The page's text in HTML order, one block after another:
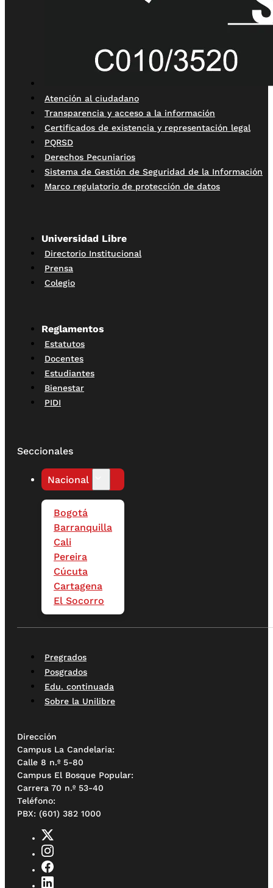
Atención al ciudadano
Transparencia y acceso a la información
Certificados de existencia y representación legal
PQRSD
Derechos Pecuniarios
Sistema de Gestión de Seguridad de la Información
Marco regulatorio de protección de datos
Universidad Libre
Directorio Institucional
Prensa
Colegio
Reglamentos
Estatutos
Docentes
Estudiantes
Bienestar
PIDI
Seccionales
Nacional
Bogotá
Barranquilla
Cali
Pereira
Cúcuta
Cartagena
El Socorro
Pregrados
Posgrados
Edu. continuada
Sobre la Unilibre
Dirección
Campus La Candelaria:
Calle 8 n.º 5-80
Campus El Bosque Popular:
Carrera 70 n.º 53-40
Teléfono:
PBX: (601) 382 1000